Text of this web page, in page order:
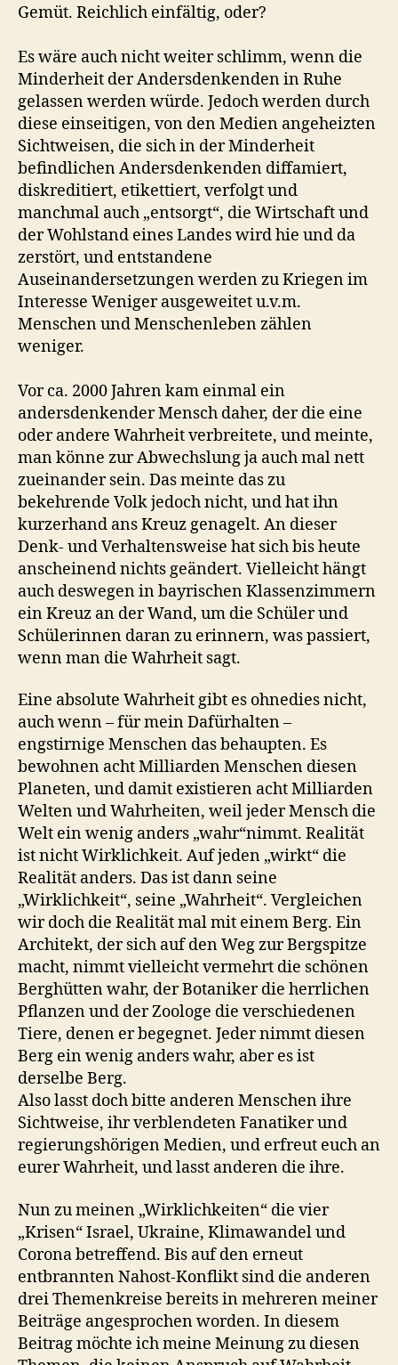
Gemüt. Reichlich einfältig, oder?
Es wäre auch nicht weiter schlimm, wenn die
Minderheit der Andersdenkenden in Ruhe
gelassen werden würde. Jedoch werden durch
diese einseitigen, von den Medien angeheizten
Sichtweisen, die sich in der Minderheit
befindlichen Andersdenkenden diffamiert,
diskreditiert, etikettiert, verfolgt und
manchmal auch „entsorgt“, die Wirtschaft und
der Wohlstand eines Landes wird hie und da
zerstört, und entstandene
Auseinandersetzungen werden zu Kriegen im
Interesse Weniger ausgeweitet u.v.m.
Menschen und Menschenleben zählen
weniger.
Vor ca. 2000 Jahren kam einmal ein
andersdenkender Mensch daher, der die eine
oder andere Wahrheit verbreitete, und meinte,
man könne zur Abwechslung ja auch mal nett
zueinander sein. Das meinte das zu
bekehrende Volk jedoch nicht, und hat ihn
kurzerhand ans Kreuz genagelt. An dieser
Denk- und Verhaltensweise hat sich bis heute
anscheinend nichts geändert. Vielleicht hängt
auch deswegen in bayrischen Klassenzimmern
ein Kreuz an der Wand, um die Schüler und
Schülerinnen daran zu erinnern, was passiert,
wenn man die Wahrheit sagt.
Eine absolute Wahrheit gibt es ohnedies nicht,
auch wenn – für mein Dafürhalten –
engstirnige Menschen das behaupten. Es
bewohnen acht Milliarden Menschen diesen
Planeten, und damit existieren acht Milliarden
Welten und Wahrheiten, weil jeder Mensch die
Welt ein wenig anders „wahr“nimmt. Realität
ist nicht Wirklichkeit. Auf jeden „wirkt“ die
Realität anders. Das ist dann seine
„Wirklichkeit“, seine „Wahrheit“. Vergleichen
wir doch die Realität mal mit einem Berg. Ein
Architekt, der sich auf den Weg zur Bergspitze
macht, nimmt vielleicht vermehrt die schönen
Berghütten wahr, der Botaniker die herrlichen
Pflanzen und der Zoologe die verschiedenen
Tiere, denen er begegnet. Jeder nimmt diesen
Berg ein wenig anders wahr, aber es ist
derselbe Berg.
Also lasst doch bitte anderen Menschen ihre
Sichtweise, ihr verblendeten Fanatiker und
regierungshörigen Medien, und erfreut euch an
eurer Wahrheit, und lasst anderen die ihre.
Nun zu meinen „Wirklichkeiten“ die vier
„Krisen“ Israel, Ukraine, Klimawandel und
Corona betreffend. Bis auf den erneut
entbrannten Nahost-Konflikt sind die anderen
drei Themenkreise bereits in mehreren meiner
Beiträge angesprochen worden. In diesem
Beitrag möchte ich meine Meinung zu diesen